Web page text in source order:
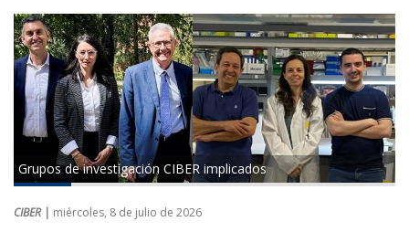
Grupos de investigación CIBER implicados
CIBER | miércoles, 8 de julio de 2026